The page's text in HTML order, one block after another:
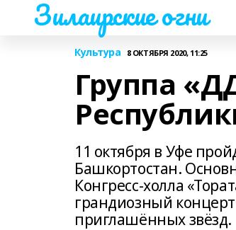
Зилаирские огни
Культура 8 ОКТЯБРЯ 2020, 11:25
Группа
11 октября в Уфе
Башкортостан.
Конгресс-холла
грандиозный
приглашённых звёзд.